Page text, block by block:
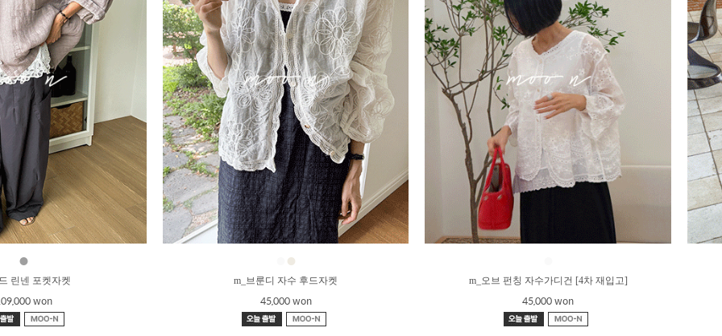
●
린넨 포켓자켓
won
●
m_브룬디 자수 후드자켓
45,000 won
m_오브 펀칭 자수가디건 [4차 재입고]
45,000 won